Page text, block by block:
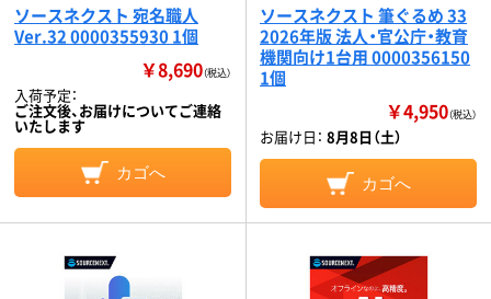
ソースネクスト 宛名職人
Ver.32 0000355930 1個
￥8,690（税込）
入荷予定：
ご注文後、お届けについてご連絡
いたします
カゴへ
ソースネクスト 筆ぐるめ 33
2026年版 法人・官公庁・教育
機関向け1台用 0000356150
1個
￥4,950（税込）
お届け日： 8月8日（土）
カゴへ